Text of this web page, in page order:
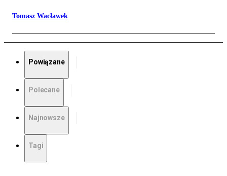
Tomasz Wacławek
Powiązane
Polecane
Najnowsze
Tagi